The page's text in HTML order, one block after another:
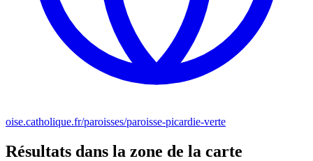
oise.catholique.fr/paroisses/paroisse-picardie-verte
Résultats dans la zone de la carte